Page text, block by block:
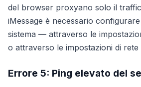
del browser proxyano solo il
iMessage è necessario
sistema — attraverso le
o attraverso le impostazioni di rete
Errore 5: Ping elevato del